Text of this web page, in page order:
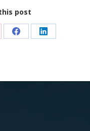
post
Share Share